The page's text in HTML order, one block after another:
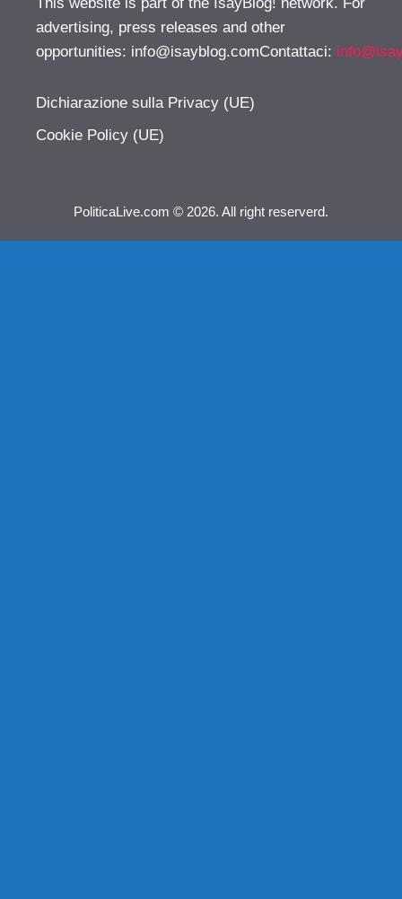
advertising, press releases and other
opportunities: info@isayblog.comContattaci:
Dichiarazione sulla Privacy (UE)
Cookie Policy (UE)
PoliticaLive.com © 2026. All right reserverd.